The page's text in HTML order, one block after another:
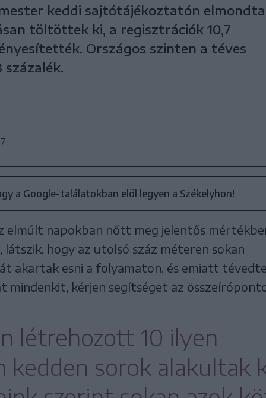
keddi sajtótájékoztatón
töltöttek ki, a regisztrációk 10,7
Országos szinten a téves
a Google-találatokban elöl legyen a Székelyhon!
elmúlt napokban nőtt meg jelentős
látszik, hogy az utolsó száz méteren sokan
akartak esni a folyamaton, és emiatt
mindenkit, kérjen segítséget az
létrehozott 10 ilyen
kedden sorok alakultak